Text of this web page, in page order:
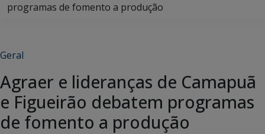
programas de fomento a produção
Geral
Agraer e lideranças de Camapuã
e Figueirão debatem programas
de fomento a produção